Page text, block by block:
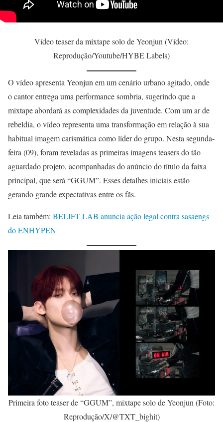
Vídeo teaser da mixtape solo de Yeonjun (Vídeo:
Reprodução/Youtube/HYBE Labels)
O vídeo apresenta Yeonjun em um cenário urbano agitado, onde
o cantor entrega uma performance sombria, sugerindo que a
mixtape abordará as complexidades da juventude. Com um ar de
rebeldia, o vídeo representa uma transformação em relação à sua
habitual imagem carismática como líder do grupo. Nesta segunda-
feira (09), foram reveladas as primeiras imagens teasers do tão
aguardado projeto, acompanhadas do anúncio do título da faixa
principal, que será “GGUM”. Esses detalhes iniciais estão
gerando grande expectativas entre os fãs.
Leia também: BELIFT LAB anuncia ação legal contra sasaengs
do ENHYPEN
Primeira foto teaser de “GGUM”, mixtape solo de Yeonjun (Foto:
Reprodução/X/@TXT_bighit)